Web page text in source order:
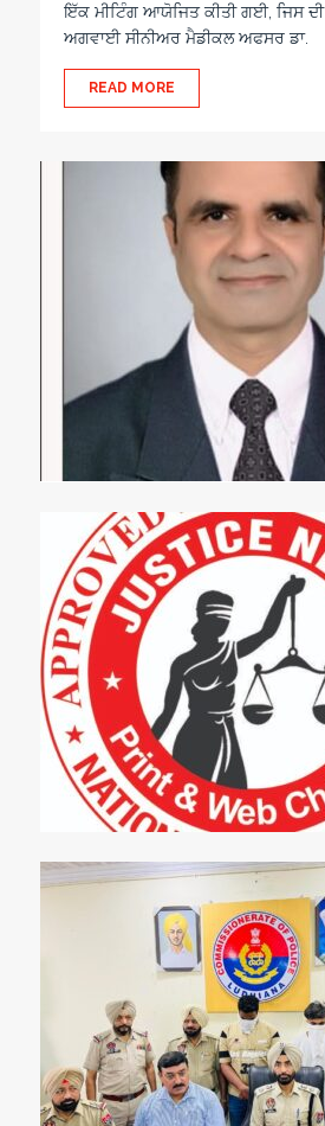
ਇੱਕ ਮੀਟਿੰਗ ਆਯੋਜਿਤ ਕੀਤੀ ਗਈ, ਜਿਸ ਦੀ
ਅਗਵਾਈ ਸੀਨੀਅਰ ਮੈਡੀਕਲ ਅਫਸਰ ਡਾ.
READ MORE